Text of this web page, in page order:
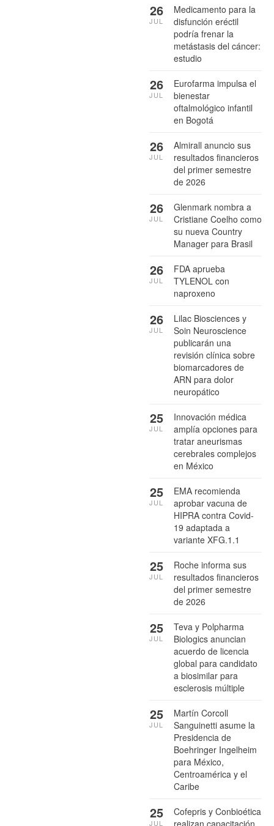
Medicamento para la
disfunción eréctil
podría frenar la
metástasis del cáncer:
estudio
26
JUL
Eurofarma impulsa el
bienestar
oftalmológico infantil
en Bogotá
26
JUL
Almirall anuncio sus
resultados financieros
del primer semestre
de 2026
26
JUL
Glenmark nombra a
Cristiane Coelho como
su nueva Country
Manager para Brasil
26
JUL
FDA aprueba
TYLENOL con
naproxeno
26
JUL
Lilac Biosciences y
Soin Neuroscience
publicarán una
revisión clínica sobre
biomarcadores de
ARN para dolor
neuropático
26
JUL
Innovación médica
amplía opciones para
tratar aneurismas
cerebrales complejos
en México
25
JUL
EMA recomienda
aprobar vacuna de
HIPRA contra Covid-
19 adaptada a
variante XFG.1.1
25
JUL
Roche informa sus
resultados financieros
del primer semestre
de 2026
25
JUL
Teva y Polpharma
Biologics anuncian
acuerdo de licencia
global para candidato
a biosimilar para
esclerosis múltiple
25
JUL
Martín Corcoll
Sanguinetti asume la
Presidencia de
Boehringer Ingelheim
para México,
Centroamérica y el
Caribe
25
JUL
Cofepris y Conbioética
realizan capacitación
25
JUL